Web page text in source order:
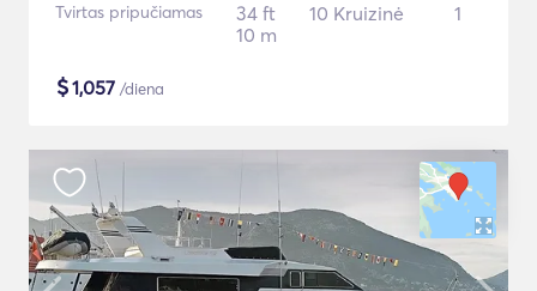
Tvirtas pripučiamas
34 ft
10 m
10 Kruizinė 1
$1,057 /diena